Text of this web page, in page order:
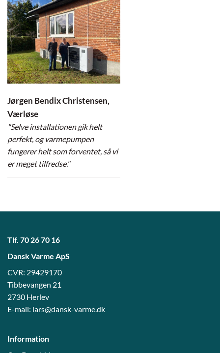
Jørgen Bendix Christensen,
Værløse
"Selve installationen gik helt
perfekt, og varmepumpen
fungerer helt som forventet, så vi
er meget tilfredse."
Tlf. 70 26 70 16
Dansk Varme ApS
CVR: 29429170
Tibbevangen 21
2730 Herlev
E-mail: lars@dansk-varme.dk
Information